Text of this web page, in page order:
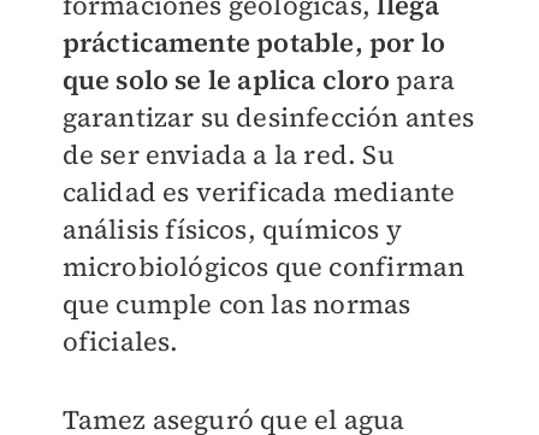
prácticamente potable, por lo
que solo se le aplica cloro para
garantizar su desinfección antes
de ser enviada a la red. Su
calidad es verificada mediante
análisis físicos, químicos y
microbiológicos que confirman
que cumple con las normas
oficiales.
Tamez aseguró que el agua